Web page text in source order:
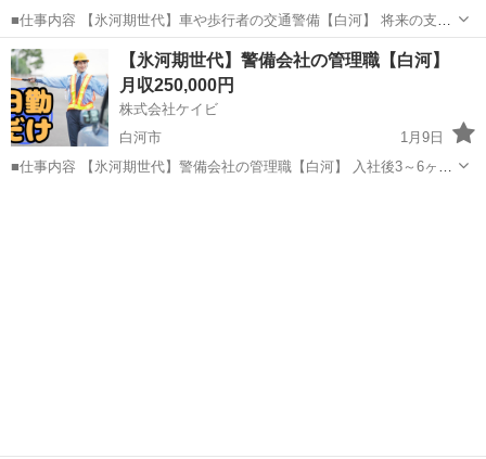
■仕事内容 【氷河期世代】車や歩行者の交通警備【白河】 将来の支店
長や警備隊長、人事、総務などの管理職候補として警備業務全般をお
任せします。 ・スーバーや施設の駐車場内での案内、誘導 ・イベント
会場での人の整理、...
福島 白河市 警備員
【氷河期世代】警備会社の管理職【白河】
月収250,000円
株式会社ケイビ
白河市
1月9日
■仕事内容 【氷河期世代】警備会社の管理職【白河】 入社後3～6ヶ月